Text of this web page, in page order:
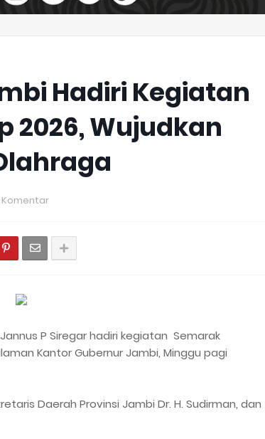
Hadiri Kegiatan
2026, Wujudkan
Komentar
P Siregar hadiri kegiatan Semarak
Kantor Gubernur Jambi, Minggu pagi
Daerah Provinsi Jambi Dr. H. Sudirman, dan